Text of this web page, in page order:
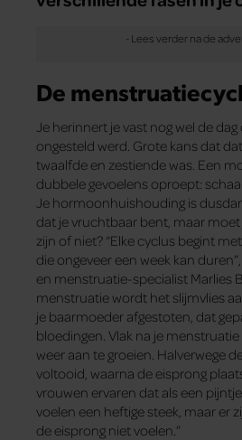
De
Je herinnert je vast nog wel de
ongesteld werd. Grote kans dat
twaalfde en zestiende was. Een
dubbele gevoelens oproept:
Je hormoonhuishouding is
dat je vruchtbaar bent, maar
zijn of niet? “Elke cyclus begint
die ongeveer een week kan
en menstruatie-specialist Marlies
menstruatie wordt het slijmvlies
je baarmoeder afgestoten, dat
bloedingen. Vlak na je
weer aan te groeien. Halverwege
voltooid, waarna de eisprong
vrouwen ervaren dat als een
voelen een heftige steek, maar er
de eisprong niet voelen.”